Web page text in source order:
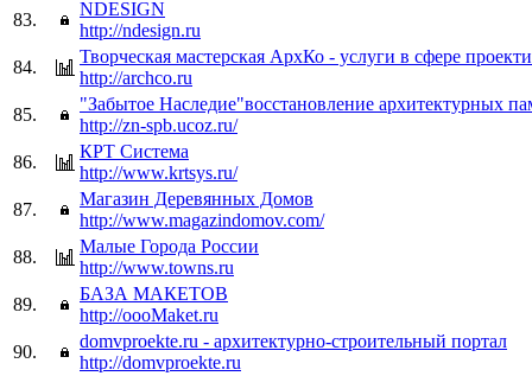
83.
NDESIGN
http://ndesign.ru
84.
Творческая мастерская АрхКо - услуги в сфере
http://archco.ru
85.
"Забытое Наследие"восстановление архитектурных
http://zn-spb.ucoz.ru/
86.
КРТ Система
http://www.krtsys.ru/
87.
Магазин Деревянных Домов
http://www.magazindomov.com/
88.
Малые Города России
http://www.towns.ru
89.
БАЗА МАКЕТОВ
http://oooMaket.ru
90.
domvproekte.ru - архитектурно-строительный портал
http://domvproekte.ru